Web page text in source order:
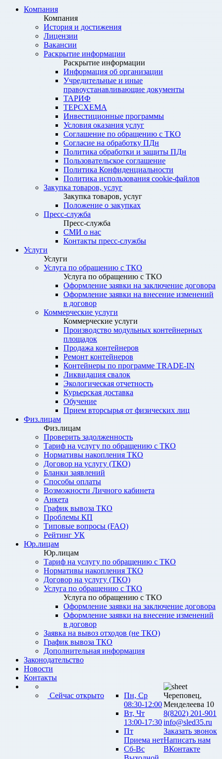
Компания
Компания
История и достижения
Лицензии
Вакансии
Раскрытие информации
Раскрытие информации
Информация об организации
Учредительные и иные
правоустанавливающие документы
ТАРИФ
ТЕРСХЕМА
Инвестиционные программы
Условия оказания услуг
Соглашение по обращению с ТКО
Согласие на обработку ПДн
Политика обработки и защиты ПДн
Пользовательское соглашение
Политика Конфиденциальности
Политика использования cookie-файлов
Закупка товаров, услуг
Закупка товаров, услуг
Положение о закупках
Пресс-служба
Пресс-служба
СМИ о нас
Контакты пресс-службы
Услуги
Услуги
Услуга по обращению с ТКО
Услуга по обращению с ТКО
Оформление заявки на заключение договора
Оформление заявки на внесение изменений
в договор
Коммерческие услуги
Коммерческие услуги
Производство модульных контейнерных
площадок
Продажа контейнеров
Ремонт контейнеров
Контейнеры по программе TRADE-IN
Ликвидация свалок
Экологическая отчетность
Курьерская доставка
Обучение
Прием вторсырья от физических лиц
Физ.лицам
Физ.лицам
Проверить задолженность
Тариф на услугу по обращению с ТКО
Нормативы накопления ТКО
Договор на услугу (ТКО)
Бланки заявлений
Способы оплаты
Возможности Личного кабинета
Анкета
График вывоза ТКО
Проблемы КП
Типовые вопросы (FAQ)
Рейтинг УК
Юр.лицам
Юр.лицам
Тариф на услугу по обращению с ТКО
Нормативы накопления ТКО
Договор на услугу (ТКО)
Услуга по обращению с ТКО
Услуга по обращению с ТКО
Оформление заявки на заключение договора
Оформление заявки на внесение изменений
в договор
Заявка на вывоз отходов (не ТКО)
График вывоза ТКО
Дополнительная информация
Законодательство
Новости
Контакты
Сейчас открыто
Пн, Ср
08:30-12:00
Вт, Чт
13:00-17:30
Пт
Приема нет
Сб-Вс
Череповец,
Менделеева 10
8(8202) 201-901
info@sled35.ru
Заказать звонок
Написать нам
ВКонтакте